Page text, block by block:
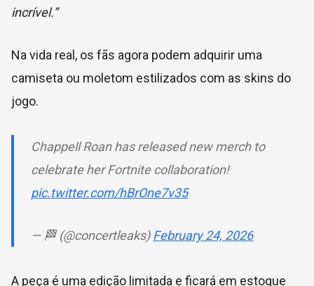
incrível.”
Na vida real, os fãs agora podem adquirir uma
camiseta ou moletom estilizados com as skins do
jogo.
Chappell Roan has released new merch to
celebrate her Fortnite collaboration!
pic.twitter.com/hBrOne7v35
— 🏁 (@concertleaks)February 24, 2026
A peça é uma edição limitada e ficará em estoque